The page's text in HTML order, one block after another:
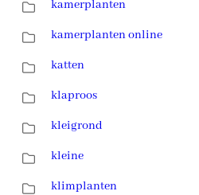
kamerplanten
kamerplanten online
katten
klaproos
kleigrond
kleine
klimplanten